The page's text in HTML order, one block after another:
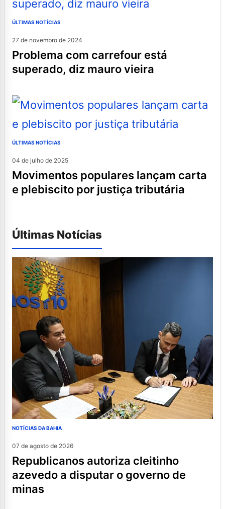
ÚLTIMAS NOTÍCIAS
27 de novembro de 2024
problema com carrefour está
superado, diz mauro vieira
ÚLTIMAS NOTÍCIAS
04 de julho de 2025
movimentos populares lançam carta
e plebiscito por justiça tributária
Últimas Notícias
NOTÍCIAS DA BAHIA
07 de agosto de 2026
republicanos autoriza cleitinho
azevedo a disputar o governo de
minas